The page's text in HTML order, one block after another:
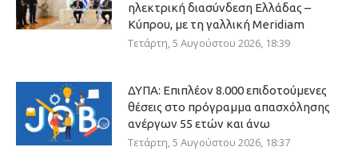
ηλεκτρική διασύνδεση Ελλάδας –
Κύπρου, με τη γαλλική Meridiam
Τετάρτη, 5 Αυγούστου 2026, 18:39
ΔΥΠΑ: Επιπλέον 8.000 επιδοτούμενες
θέσεις στο πρόγραμμα απασχόλησης
ανέργων 55 ετών και άνω
Τετάρτη, 5 Αυγούστου 2026, 18:37